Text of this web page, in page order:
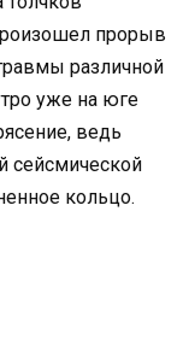
прорыв
различной
уже на юге
ведь
сейсмической
кольцо.